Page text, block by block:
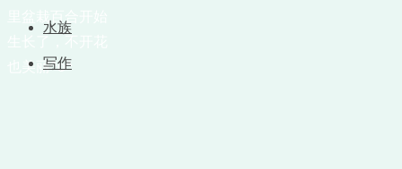
水族
写作
里盆栽百合开始
也美丽^o^